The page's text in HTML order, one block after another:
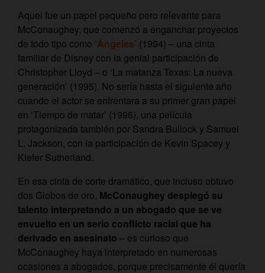
Aquel fue un papel pequeño pero relevante para
McConaughey, que comenzó a enganchar proyectos
de todo tipo como ‘Ángeles’ (1994) – una cinta
familiar de Disney con la genial participación de
Christopher Lloyd – o ‘La matanza Texas: La nueva
generación’ (1995). No sería hasta el siguiente año
cuando el actor se enfrentara a su primer gran papel
en ‘Tiempo de matar’ (1996), una película
protagonizada también por Sandra Bullock y Samuel
L. Jackson, con la participación de Kevin Spacey y
Kiefer Sutherland.
En esa cinta de corte dramático, que incluso obtuvo
dos Globos de oro, McConaughey desplegó su
talento interpretando a un abogado que se ve
envuelto en un serio conflicto racial que ha
derivado en asesinato – es curioso que
McConaughey haya interpretado en numerosas
ocasiones a abogados, porque precisamente él quería